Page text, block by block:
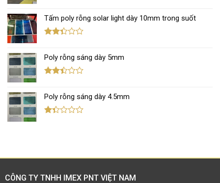
hạng
1.11
5
Tấm poly rỗng solar light dày 10mm trong suốt
hạng
2.34
5 sao
Poly rỗng sáng dày 5mm
hạng
2.42
5 sao
Poly rỗng sáng dày 4.5mm
sao
CÔNG TY TNHH IMEX PNT VIỆT NAM